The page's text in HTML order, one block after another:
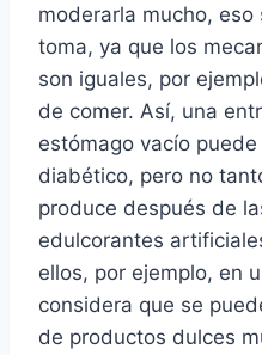
moderarla mucho,
toma, ya que los
son iguales, por
de comer. Así, una
estómago vacío
diabético, pero no
produce después de
edulcorantes
ellos, por ejemplo, en
considera que se
de productos dulces